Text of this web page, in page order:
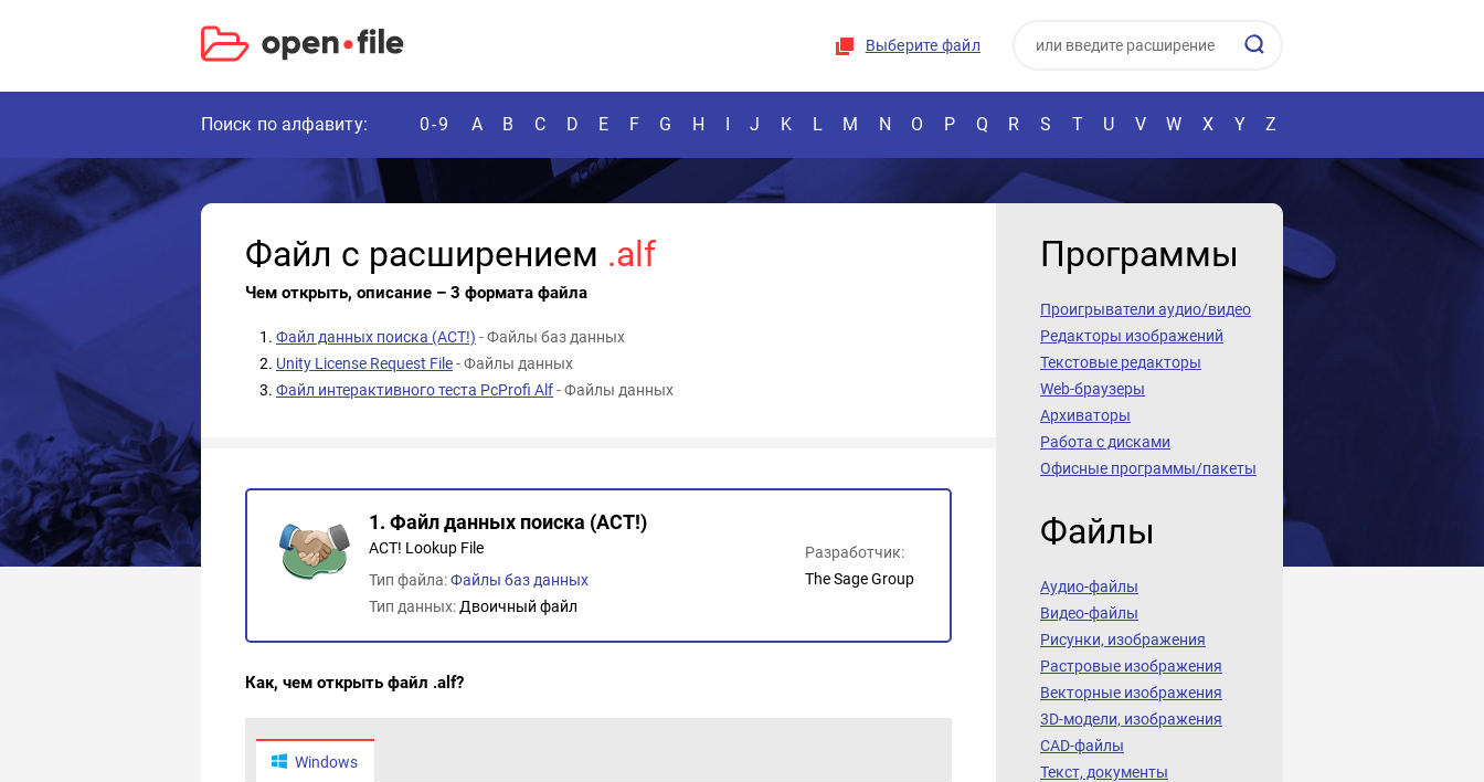
Выберите файл
Поиск по алфавиту: 0-9 A B C D E F G H I J K L M N O P Q R S T U V W X Y Z
Файл с расширением .alf
Чем открыть, описание – 3 формата файла
Файл данных поиска (ACT!) - Файлы баз данных
Unity License Request File- Файлы данных
Файл интерактивного теста PcProfi Alf- Файлы данных
1. Файл данных поиска (ACT!)
ACT! Lookup File
Тип файла:Файлы баз данных
Тип данных: Двоичный файл
Разработчик:
The Sage Group
Как, чем открыть файл .alf?
Windows
Программы
Проигрыватели аудио/видео
Редакторы изображений
Текстовые редакторы
Web-браузеры
Архиваторы
Работа с дисками
Офисные программы/пакеты
Файлы
Аудио-файлы
Видео-файлы
Рисунки, изображения
Растровые изображения
Векторные изображения
3D-модели, изображения
CAD-файлы
Текст, документы